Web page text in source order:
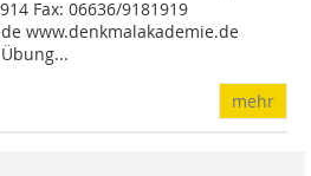
Fax: 06636/9181919
www.denkmalakademie.de
mehr